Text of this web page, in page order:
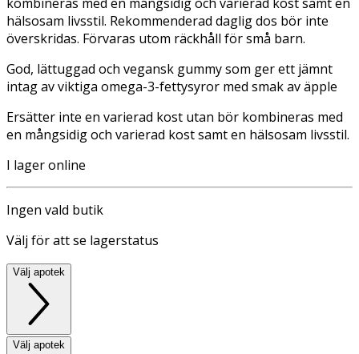
hälsosam livsstil. Rekommenderad daglig dos bör inte
överskridas. Förvaras utom räckhåll för små barn.
God, lättuggad och vegansk gummy som ger ett jämnt
intag av viktiga omega-3-fettysyror med smak av äpple
Ersätter inte en varierad kost utan bör kombineras med
en mångsidig och varierad kost samt en hälsosam livsstil.
I lager online
Ingen vald butik
Välj för att se lagerstatus
Välj apotek
Välj apotek